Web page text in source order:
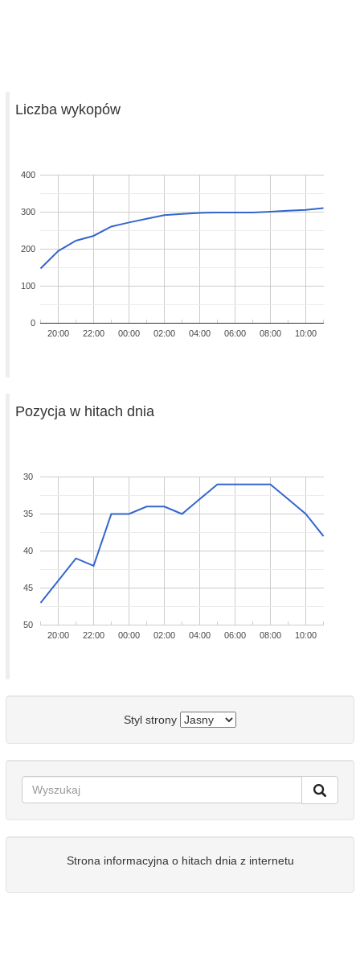
Liczba wykopów
20:00 22:00 00:00 02:00 04:00 06:00 08:00 10:00
0
100
200
300
400
Pozycja w hitach dnia
20:00 22:00 00:00 02:00 04:00 06:00 08:00 10:00
30
35
40
45
50
Styl strony
Strona informacyjna o hitach dnia z internetu